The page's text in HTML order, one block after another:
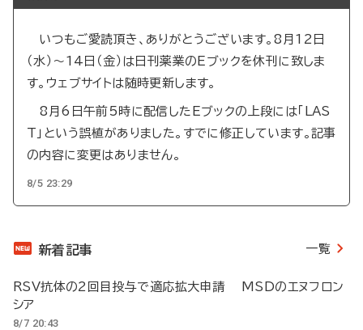
いつもご愛読頂き、ありがとうございます。8月12日
（水）～14日（金）は日刊薬業のEブックを休刊に致しま
す。ウェブサイトは随時更新します。
8月6日午前5時に配信したEブックの上段には「LAS
T」という誤植がありました。すでに修正しています。記事
の内容に変更はありません。
8/5 23:29
新着記事 一覧
RSV抗体の2回目投与で適応拡大申請 MSDのエヌフロン
シア
8/7 20:43